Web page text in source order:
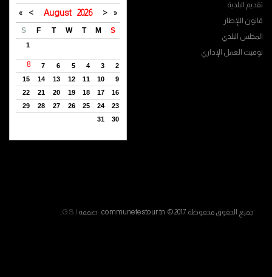
تقديم البلدية
قانون اللإطار
المجلس البلدي
توقيت العمل الإداري
«
<
August 2026
>
»
S
M
T
W
T
F
S
1
2
3
4
5
6
7
8
9
10
11
12
13
14
15
16
17
18
19
20
21
22
23
24
25
26
27
28
29
30
31
جميع الحقوق محفوظة communetestour.tn © 2017. صممه G S I
.